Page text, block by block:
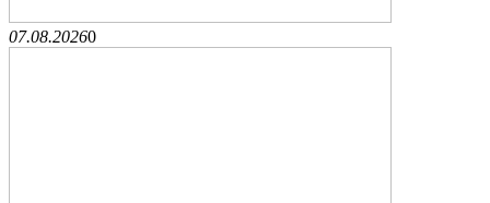
07.08.20260